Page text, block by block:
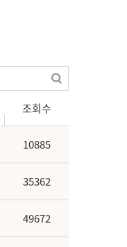
조회수
10885
35362
49672